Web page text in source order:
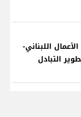
اللبناني-
التبادل